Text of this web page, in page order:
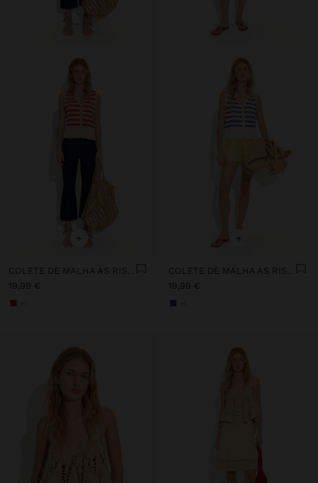
+
COLETE DE MALHA ÀS RISCAS
19,99 €
+
COLETE DE MALHA ÀS RISCAS
19,99 €